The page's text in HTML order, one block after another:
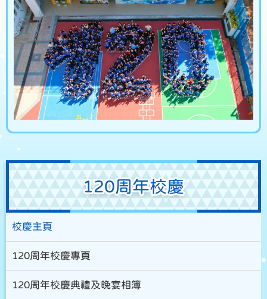
120周年校慶
校慶主頁
120周年校慶專頁
120周年校慶典禮及晚宴相簿